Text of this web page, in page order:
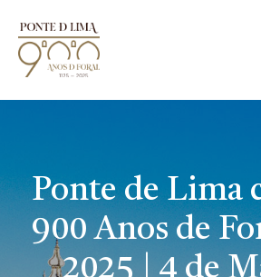
Ponte de Lima
900 Anos de
2025 | 4 de